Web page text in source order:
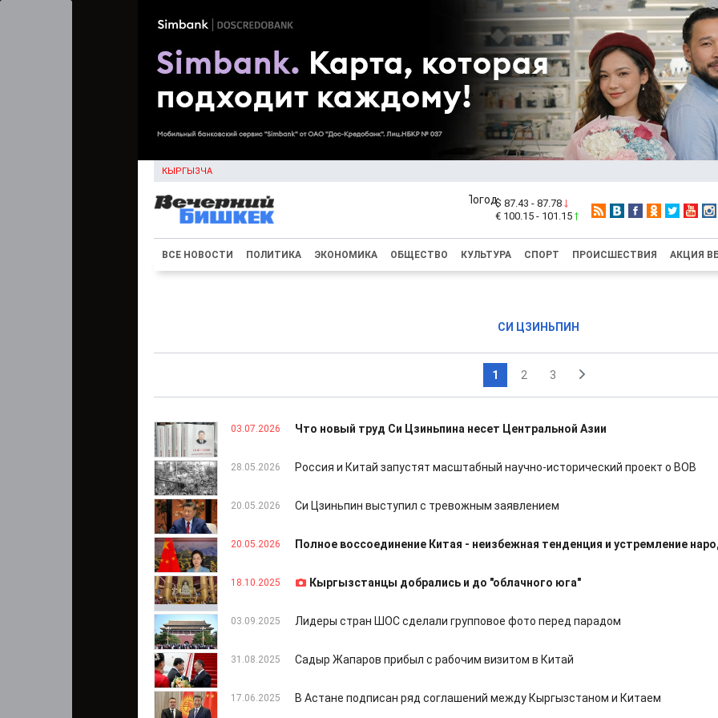
КЫРГЫЗЧА
$ 87.43 - 87.78
€ 100.15 - 101.15
ВСЕ НОВОСТИ ПОЛИТИКА ЭКОНОМИКА ОБЩЕСТВО КУЛЬТУРА СПОРТ ПРОИСШЕСТВИЯ АКЦИЯ
СИ ЦЗИНЬПИН
1 2 3
03.07.2026 Что новый труд Си Цзиньпина несет Центральной Азии
28.05.2026 Россия и Китай запустят масштабный научно-исторический проект о ВОВ
20.05.2026 Си Цзиньпин выступил с тревожным заявлением
20.05.2026 Полное воссоединение Китая - неизбежная тенденция и устремление
18.10.2025 Кыргызстанцы добрались и до "облачного юга"
03.09.2025 Лидеры стран ШОС сделали групповое фото перед парадом
31.08.2025 Садыр Жапаров прибыл с рабочим визитом в Китай
17.06.2025 В Астане подписан ряд соглашений между Кыргызстаном и Китаем